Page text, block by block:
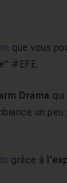
que vous
#EFE.
Drama
un
grâce à